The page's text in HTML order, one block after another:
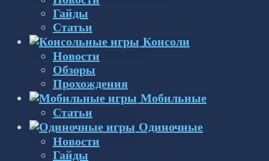
Гайды
Статьи
Консоли
Новости
Обзоры
Прохождения
Мобильные
Статьи
Одиночные
Новости
Гайды